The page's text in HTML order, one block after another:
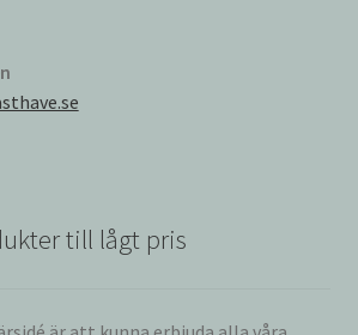
till lågt pris